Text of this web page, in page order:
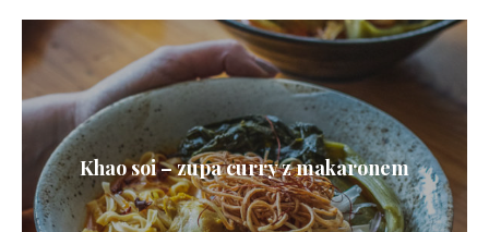
Khao soi – zupa curry z makaronem